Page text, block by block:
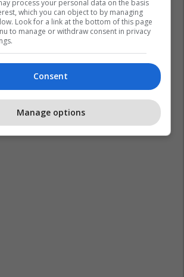
process your personal data on the basis
which you can object to by managing
Look for a link at the bottom of this page
to manage or withdraw consent in privacy
Consent
Manage options